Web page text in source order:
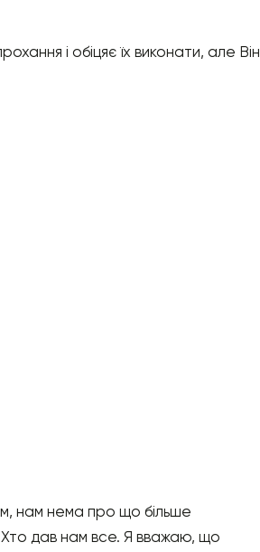
і обіцяє їх виконати, але Він
нам нема про що більше
Хто дав нам все. Я вважаю, що